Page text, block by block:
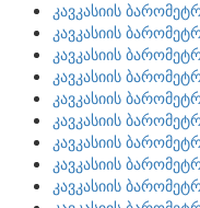
კავკასიის
კავკასიის
კავკასიის
კავკასიის
კავკასიის
კავკასიის
კავკასიის
კავკასიის
კავკასიის